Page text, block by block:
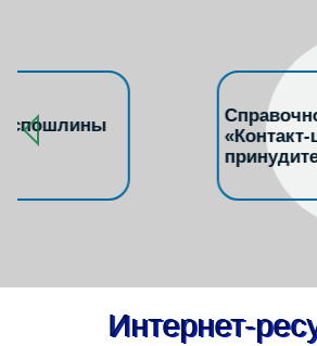
Справочно-
«Контакт-центр системы
принудительного
Интернет-